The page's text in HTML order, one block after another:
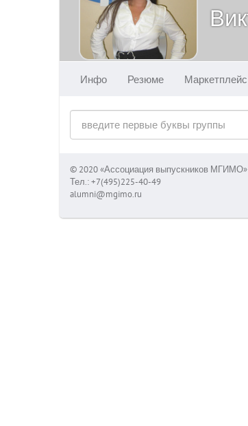
Инфо Резюме Маркетплейс
© 2020 «Ассоциация выпускников МГИМО»
Тел.: +7(495)225-40-49
alumni@mgimo.ru